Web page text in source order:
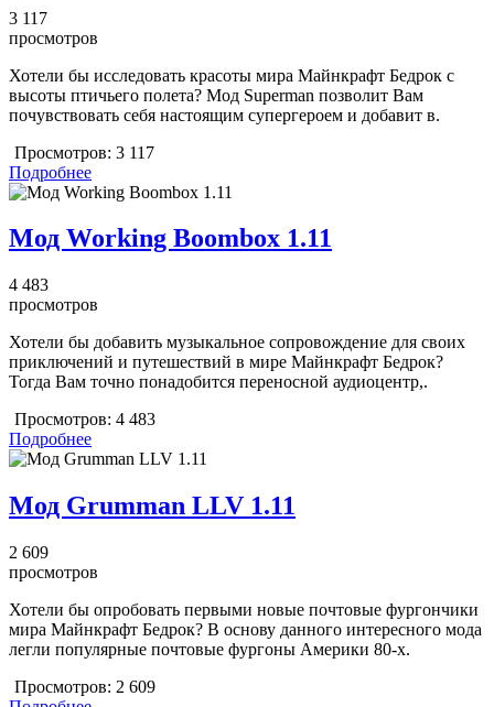
3 117
просмотров
Хотели бы исследовать красоты мира Майнкрафт Бедрок с
высоты птичьего полета? Мод Superman позволит Вам
почувствовать себя настоящим супергероем и добавит в.
Просмотров: 3 117
Подробнее
Мод Working Boombox 1.11
4 483
просмотров
Хотели бы добавить музыкальное сопровождение для своих
приключений и путешествий в мире Майнкрафт Бедрок?
Тогда Вам точно понадобится переносной аудиоцентр,.
Просмотров: 4 483
Подробнее
Мод Grumman LLV 1.11
2 609
просмотров
Хотели бы опробовать первыми новые почтовые фургончики
мира Майнкрафт Бедрок? В основу данного интересного мода
легли популярные почтовые фургоны Америки 80-х.
Просмотров: 2 609